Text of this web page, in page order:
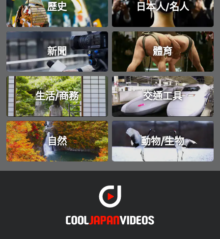
歷史 日本人/名人
新聞 體育
生活/商務 交通工具
自然 動物/生物